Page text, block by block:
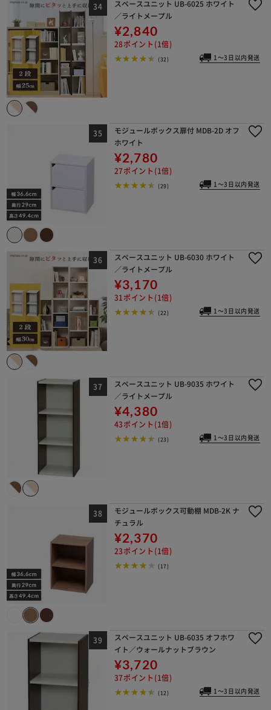
スペースユニット UB-6025 ホワイト
／ライトメープル
¥2,840
28ポイント(1倍)
(32) 1～3日以内発送
モジュールボックス扉付 MDB-2D オフ
ホワイト
¥2,780
27ポイント(1倍)
(29) 1～3日以内発送
スペースユニット UB-6030 ホワイト
／ライトメープル
¥3,170
31ポイント(1倍)
(22) 1～3日以内発送
スペースユニット UB-9035 ホワイト
／ライトメープル
¥4,380
43ポイント(1倍)
(23) 1～3日以内発送
モジュールボックス可動棚 MDB-2K ナ
チュラル
¥2,370
23ポイント(1倍)
(17)
スペースユニット UB-6035 オフホワ
イト／ウォールナットブラウン
¥3,720
37ポイント(1倍)
(12) 1～3日以内発送